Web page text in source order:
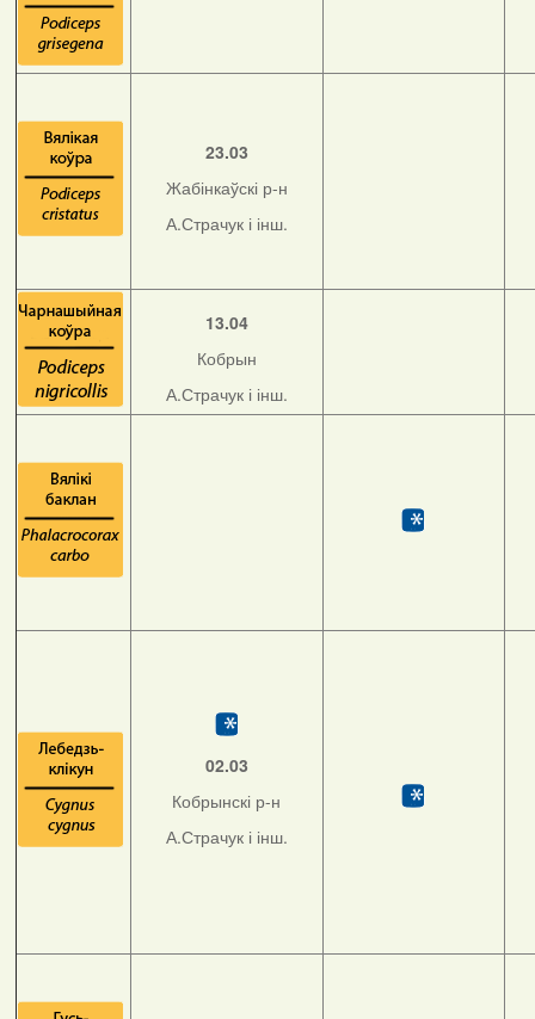
23.03
Жабінкаўскі р-н
А.Страчук і інш.
13.04
Кобрын
А.Страчук і інш.
02.03
Кобрынскі р-н
А.Страчук і інш.